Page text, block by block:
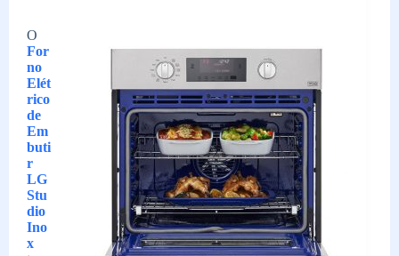
O
For
no
Elét
rico
de
Em
buti
r
LG
Stu
dio
Ino
x